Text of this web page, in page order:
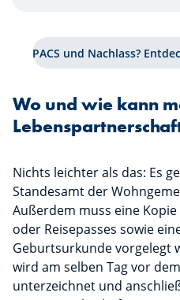
PACS und Nachlass?
Wo und wie kann
Nichts leichter als das: Es
Standesamt der
Außerdem muss eine
oder Reisepasses sowie
Geburtsurkunde vorgelegt
wird am selben Tag vor
unterzeichnet und